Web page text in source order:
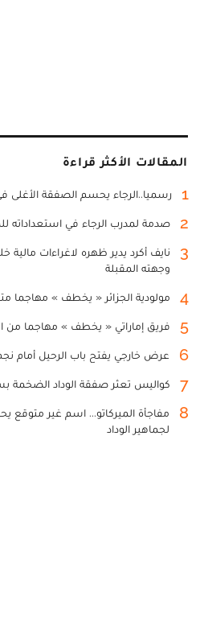
المقالات الأكثر قراءة
1 رسميا..الرجاء يحسم الصفقة الأغلى
2 صدمة لمدرب الرجاء في استعداداته
3
نايف أكرد يدير ظهره لاغراءات مالية
وجهته المقبلة
4 مولودية الجزائر « يخطف » مهاجما
5 فريق إماراتي « يخطف » مهاجما من
6 عرض خارجي يفتح باب الرحيل أمام نجم
7 كواليس تعثر صفقة الوداد
8
مفاجأة الميركاتو... اسم غير متوقع
لجماهير الوداد